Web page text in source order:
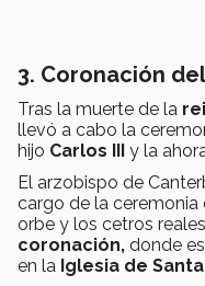
3. Coronación
Tras la muerte de la
llevó a cabo la
hijo Carlos III y la
El arzobispo de
cargo de la ceremonia
orbe y los cetros
coronación, donde
en la Iglesia de